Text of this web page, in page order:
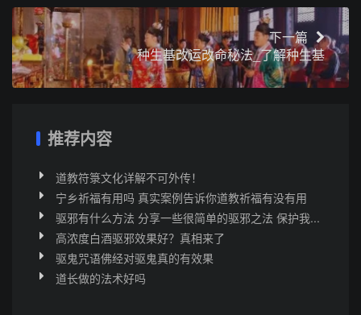
下一篇
种生基改运改命秘法_了解种生基
推荐内容
道教符箓文化详解不可外传！
宁乡祈福有用吗 真实案例告诉你道教祈福有没有用
驱邪有什么方法 分享一些很简单的驱邪之法 保护我...
高浓度白酒驱邪效果好？真相来了
驱鬼咒语佛经对驱鬼真的有效果
道长做的法术好吗